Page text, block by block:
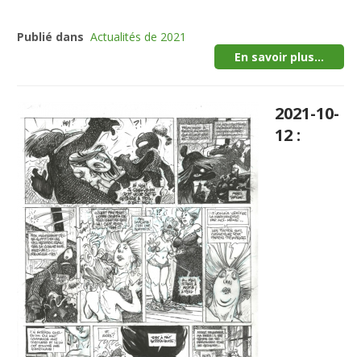
Publié dans Actualités de 2021
En savoir plus...
2021-10-
12 :